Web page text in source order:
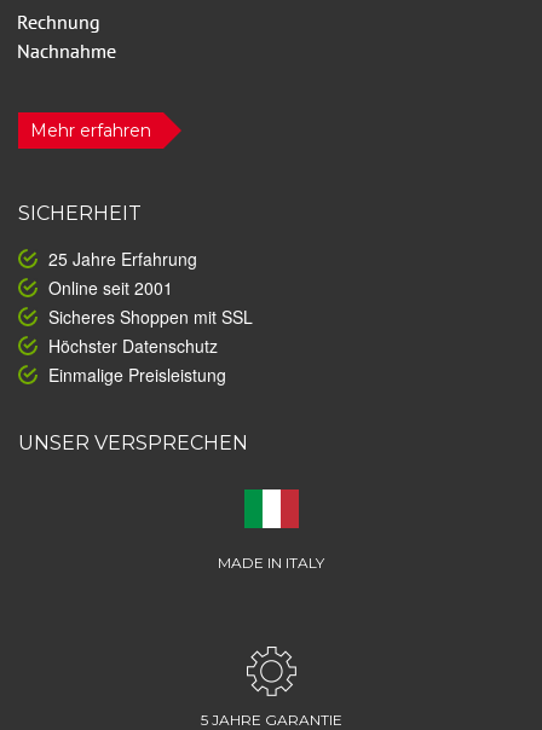
Mehr erfahren
SICHERHEIT
25 Jahre Erfahrung
Online seit 2001
Sicheres Shoppen mit SSL
Höchster Datenschutz
Einmalige Preisleistung
UNSER VERSPRECHEN
MADE IN ITALY
5 JAHRE GARANTIE